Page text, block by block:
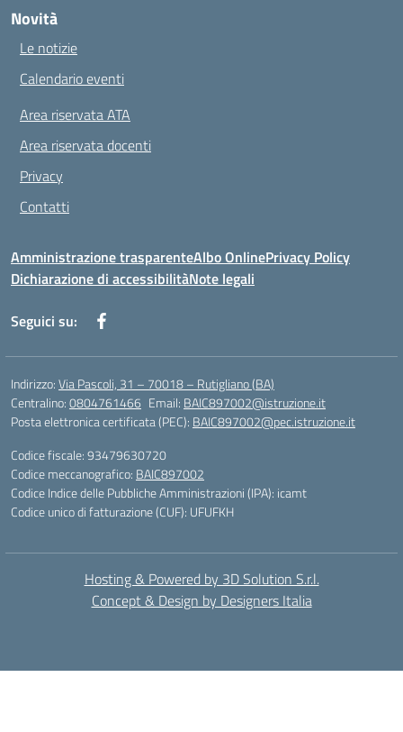
Novità
Le notizie
Calendario eventi
Area riservata ATA
Area riservata docenti
Privacy
Contatti
Amministrazione trasparenteAlbo OnlinePrivacy Policy
Dichiarazione di accessibilitàNote legali
Seguici su:
Indirizzo:Via Pascoli, 31 – 70018 – Rutigliano (BA)
Centralino:0804761466 Email: BAIC897002@istruzione.it
Posta elettronica certificata (PEC): BAIC897002@pec.istruzione.it
Codice fiscale: 93479630720
Codice meccanografico: BAIC897002
Codice Indice delle Pubbliche Amministrazioni (IPA): icamt
Codice unico di fatturazione (CUF): UFUFKH
Hosting & Powered by 3D Solution S.r.l.
Concept & Design by Designers Italia